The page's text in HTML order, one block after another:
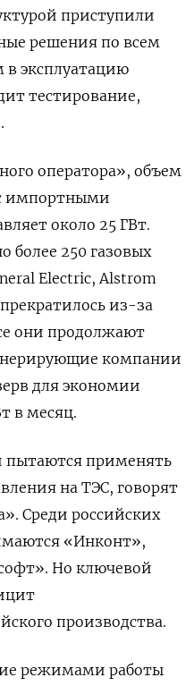
приступили
решения по всем
в эксплуатацию
тестирование,
оператора», объем
импортными
около 25 ГВт.
более 250 газовых
Electric, Alstrom
из-за
они продолжают
компании
для экономии
в месяц.
применять
на ТЭС, говорят
Среди российских
«Инконт»,
Но ключевой
производства.
режимами работы